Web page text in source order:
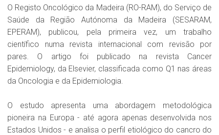
O Registo Oncológico da Madeira (RO-RAM), do Serviço de
Saúde da Região Autónoma da Madeira (SESARAM,
EPERAM), publicou, pela primeira vez, um trabalho
científico numa revista internacional com revisão por
pares. O artigo foi publicado na revista Cancer
Epidemiology, da Elsevier, classificada como Q1 nas áreas
da Oncologia e da Epidemiologia.
O estudo apresenta uma abordagem metodológica
pioneira na Europa - até agora apenas desenvolvida nos
Estados Unidos - e analisa o perfil etiológico do cancro do